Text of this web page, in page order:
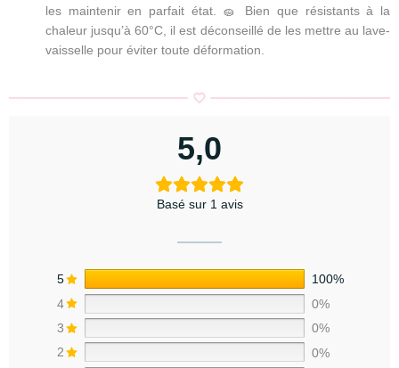
les maintenir en parfait état. 🧽 Bien que résistants à la
chaleur jusqu’à 60°C, il est déconseillé de les mettre au lave-
vaisselle pour éviter toute déformation.
5,0
Basé sur 1 avis
5
100%
4
0%
3
0%
2
0%